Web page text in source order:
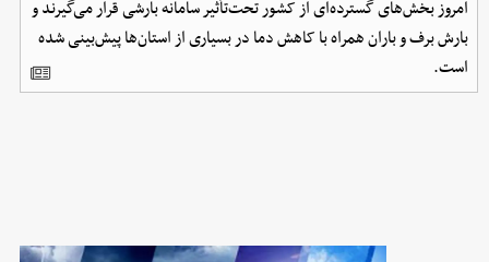
امروز بخش‌های گسترده‌ای از کشور تحت‌تأثیر سامانه بارشی قرار می‌گیرند و
بارش برف و باران همراه با کاهش دما در بسیاری از استان‌ها پیش‌بینی شده
است.